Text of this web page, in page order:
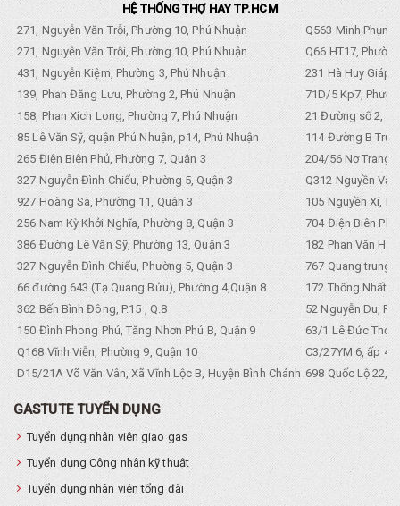
HỆ THỐNG THỢ HAY TP.HCM
271, Nguyễn Văn Trỗi, Phường 10, Phú Nhuận
Q563 Minh
271, Nguyễn Văn Trỗi, Phường 10, Phú Nhuận
Q66 HT17,
431, Nguyễn Kiệm, Phường 3, Phú Nhuận
231 Hà Huy Giáp,
139, Phan Đăng Lưu, Phường 2, Phú Nhuận
71D/5 Kp7,
158, Phan Xích Long, Phường 7, Phú Nhuận
21 Đường số 2,
85 Lê Văn Sỹ, quận Phú Nhuận, p14, Phú Nhuận
114 Đường B
265 Điện Biên Phủ, Phường 7, Quận 3
204/56 Nơ Trang
327 Nguyễn Đình Chiểu, Phường 5, Quận 3
Q312 Nguyền
927 Hoàng Sa, Phường 11, Quận 3
105 Nguyền Xí,
256 Nam Kỳ Khởi Nghĩa, Phường 8, Quận 3
704 Điện Biên
386 Đường Lê Văn Sỹ, Phường 13, Quận 3
182 Phan Văn
327 Nguyễn Đình Chiểu, Phường 5, Quận 3
767 Quang trung,
66 đường 643 (Tạ Quang Bửu), Phường 4,Quận 8
172 Thống Nhất.
362 Bến Bình Đông, P.15 , Q.8
52 Nguyễn Du,
150 Đình Phong Phú, Tăng Nhơn Phú B, Quận 9
63/1 Lê Đức Thọ,
Q168 Vĩnh Viễn, Phường 9, Quận 10
C3/27YM 6, ấp 4,
D15/21A Võ Văn Vân, Xã Vĩnh Lộc B, Huyện Bình Chánh 698 Quốc Lộ 22,
GASTUTE TUYỂN DỤNG
Tuyển dụng nhân viên giao gas
Tuyển dụng Công nhân kỹ thuật
Tuyển dụng nhân viên tổng đài